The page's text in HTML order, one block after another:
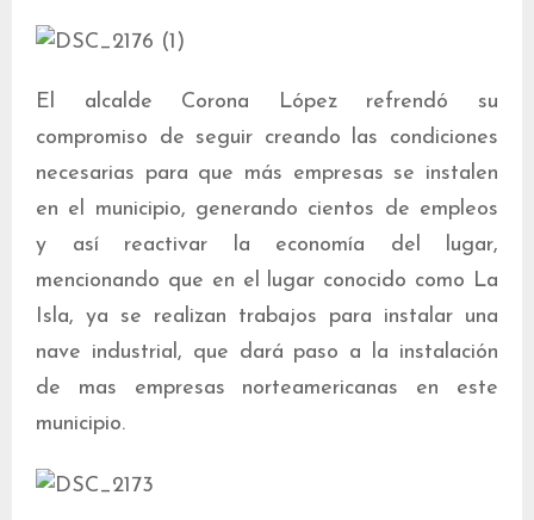
El alcalde Corona López refrendó su
compromiso de seguir creando las condiciones
necesarias para que más empresas se instalen
en el municipio, generando cientos de empleos
y así reactivar la economía del lugar,
mencionando que en el lugar conocido como La
Isla, ya se realizan trabajos para instalar una
nave industrial, que dará paso a la instalación
de mas empresas norteamericanas en este
municipio.